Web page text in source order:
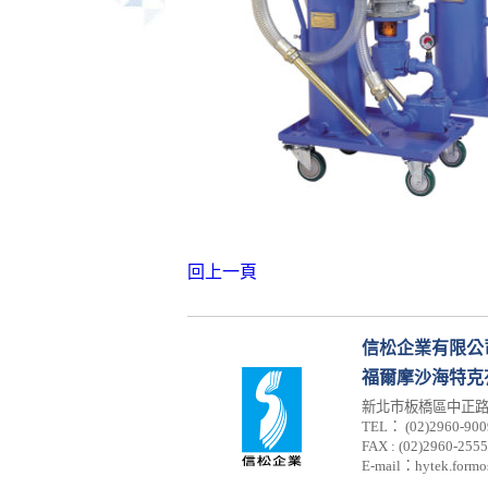
回上一頁
信松企業有限公
福爾摩沙海特克
新北市板橋區中正
TEL： (02)2960-
FAX : (02)2960-2555
E-mail：